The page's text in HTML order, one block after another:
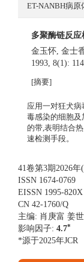
ET-NANBH病原
多聚酶链反
金玉怀,金士
1993, 8(1): 114
[摘要]
应用一对狂犬
毒感染的细胞
的带,表明结合
速检测手段。
41卷第3期2026年
ISSN 1674-0769
EISSN 1995-820X
CN 42-1760/Q
主编: 肖庚富 姜
影响因子: 4.7*
*源于2025年JCR